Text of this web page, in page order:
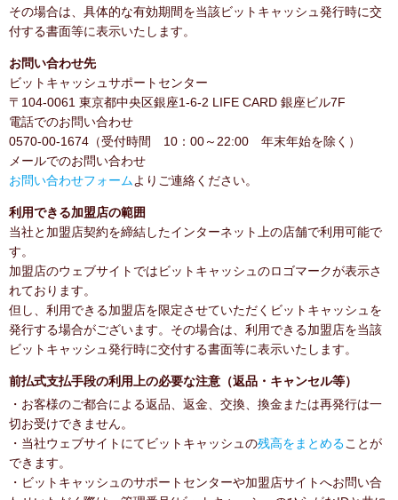
その場合は、具体的な有効期間を当該ビットキャッシュ発行時に交
付する書面等に表示いたします。
お問い合わせ先
ビットキャッシュサポートセンター
〒104-0061 東京都中央区銀座1-6-2 LIFE CARD 銀座ビル7F
電話でのお問い合わせ
0570-00-1674（受付時間 10：00～22:00 年末年始を除く）
メールでのお問い合わせ
お問い合わせフォームよりご連絡ください。
利用できる加盟店の範囲
当社と加盟店契約を締結したインターネット上の店舗で利用可能で
す。
加盟店のウェブサイトではビットキャッシュのロゴマークが表示さ
れております。
但し、利用できる加盟店を限定させていただくビットキャッシュを
発行する場合がございます。その場合は、利用できる加盟店を当該
ビットキャッシュ発行時に交付する書面等に表示いたします。
前払式支払手段の利用上の必要な注意（返品・キャンセル等）
・お客様のご都合による返品、返金、交換、換金または再発行は一
切お受けできません。
・当社ウェブサイトにてビットキャッシュの残高をまとめることが
できます。
・ビットキャッシュのサポートセンターや加盟店サイトへお問い合